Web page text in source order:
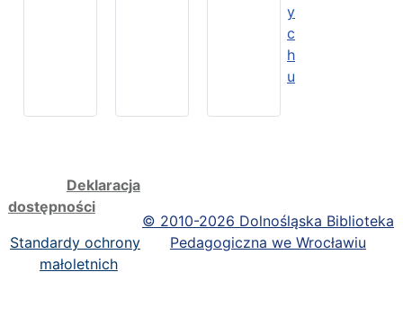
y
c
h
u
Deklaracja
dostępności
Standardy ochrony
małoletnich
© 2010-2026 Dolnośląska Biblioteka
Pedagogiczna we Wrocławiu